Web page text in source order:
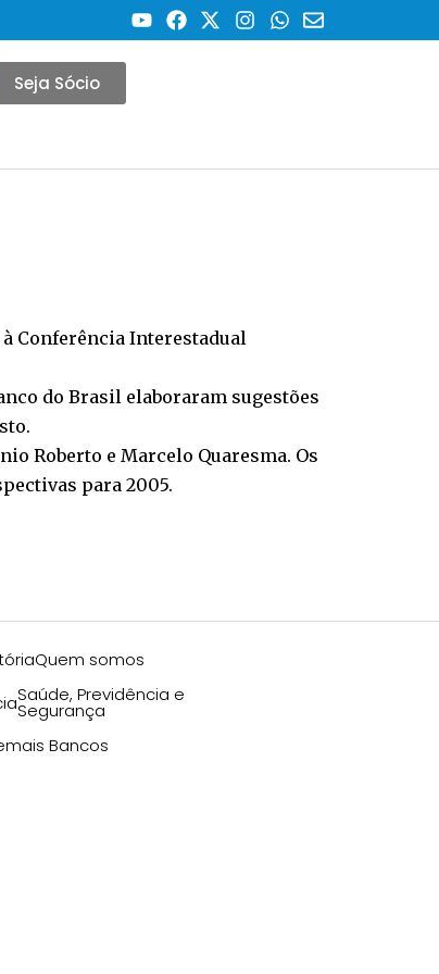
Seja Sócio
Conferência Interestadual
do Brasil elaboraram sugestões
Roberto e Marcelo Quaresma. Os
para 2005.
Quem somos
Saúde, Previdência e
Segurança
Bancos